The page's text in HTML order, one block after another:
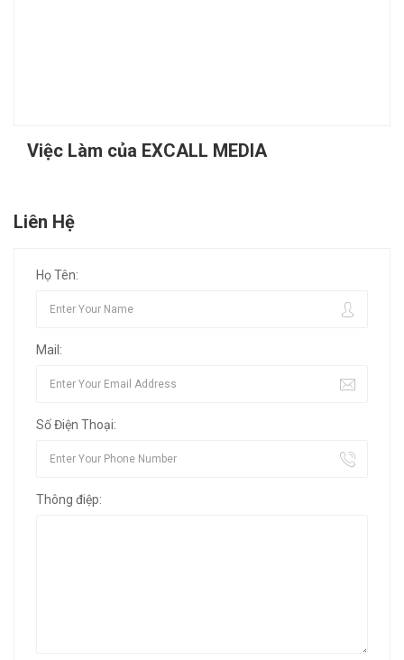
Việc Làm của EXCALL MEDIA
Liên Hệ
Họ Tên:
Mail:
Số Điện Thoại:
Thông điệp: